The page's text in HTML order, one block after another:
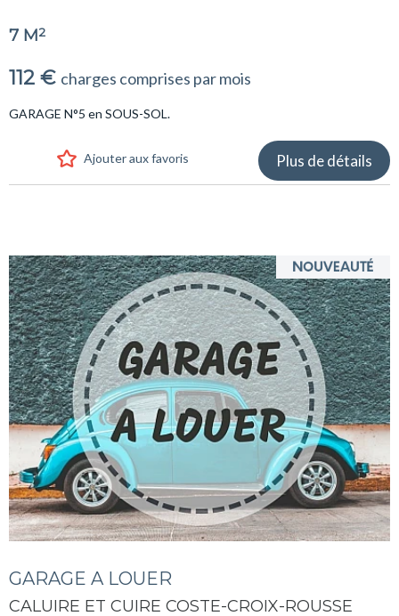
7 M2
112 € charges comprises par mois
GARAGE N°5 en SOUS-SOL.
Ajouter aux favoris Plus de détails
GARAGE A LOUER
CALUIRE ET CUIRE COSTE-CROIX-ROUSSE